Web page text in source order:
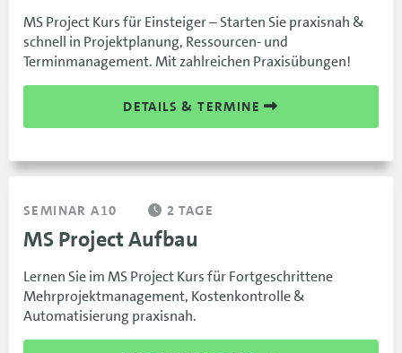
MS Project Kurs für Einsteiger – Starten Sie praxisnah &
schnell in Projektplanung, Ressourcen- und
Terminmanagement. Mit zahlreichen Praxisübungen!
DETAILS & TERMINE
SEMINAR A10 2 TAGE
MS Project Aufbau
Lernen Sie im MS Project Kurs für Fortgeschrittene
Mehrprojektmanagement, Kostenkontrolle &
Automatisierung praxisnah.